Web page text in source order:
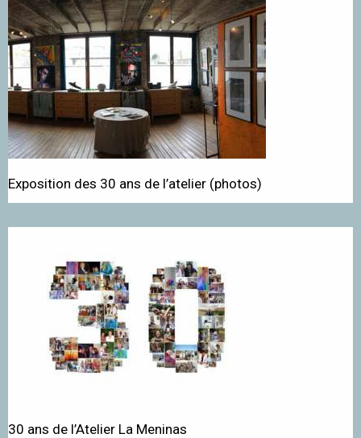
Exposition des 30 ans de l’atelier (photos)
30 ans de l’Atelier La Meninas